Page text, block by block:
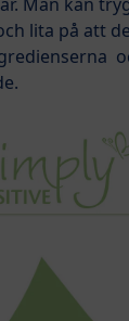
lita på att